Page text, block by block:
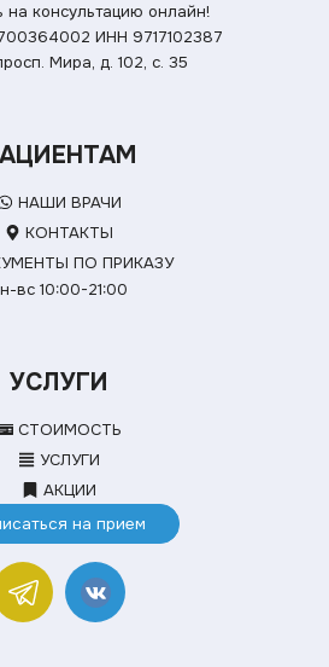
на консультацию онлайн!
ИНН 9717102387
Мира, д. 102, с. 35
НАШИ ВРАЧИ
КОНТАКТЫ
ПО ПРИКАЗУ
вс 10:00-21:00
УСЛУГИ
СТОИМОСТЬ
УСЛУГИ
АКЦИИ
на прием